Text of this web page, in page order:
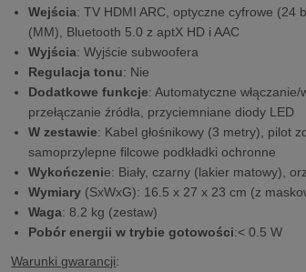
Wejścia: TV HDMI ARC, optyczne cyfrowe (24
(MM), Bluetooth 5.0 z aptX HD i AAC
Wyjścia: Wyjście subwoofera
Regulacja tonu: Nie
Dodatkowe funkcje: Automatyczne
przełączanie źródła, przyciemniane diody LED
W zestawie: Kabel głośnikowy (3 metry), pilot
samoprzylepne filcowe podkładki ochronne
Wykończenie: Biały, czarny (lakier matowy),
Wymiary (SxWxG): 16.5 x 27 x 23 cm (z
Waga: 8.2 kg (zestaw)
Pobór energii w trybie gotowości:< 0.5 W
Warunki gwarancji: